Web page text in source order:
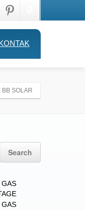
BB SOLAR
Search